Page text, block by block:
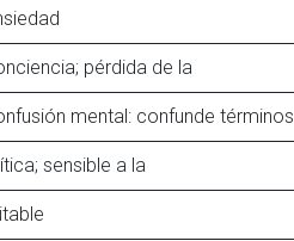
pérdida de la
mental: confunde términos
sensible a la